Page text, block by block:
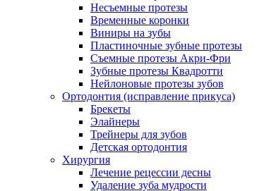
Несъемные протезы
Временные коронки
Виниры на зубы
Пластиночные зубные протезы
Съемные протезы Акри-Фри
Зубные протезы Квадротти
Нейлоновые протезы зубов
Ортодонтия (исправление прикуса)
Брекеты
Элайнеры
Трейнеры для зубов
Детская ортодонтия
Хирургия
Лечение рецессии десны
Удаление зуба мудрости